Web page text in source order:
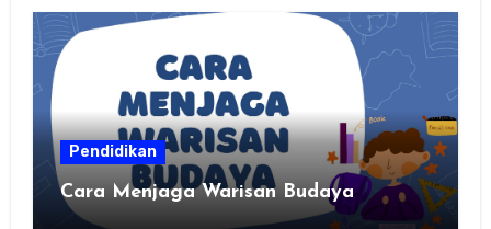
Pendidikan
Cara Menjaga Warisan Budaya